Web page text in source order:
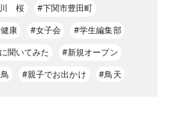
川 桜
#下関市豊田町
康 #女子会
#学生編集部
聞いてみた
#新規オープン
#親子でお出かけ #鳥天